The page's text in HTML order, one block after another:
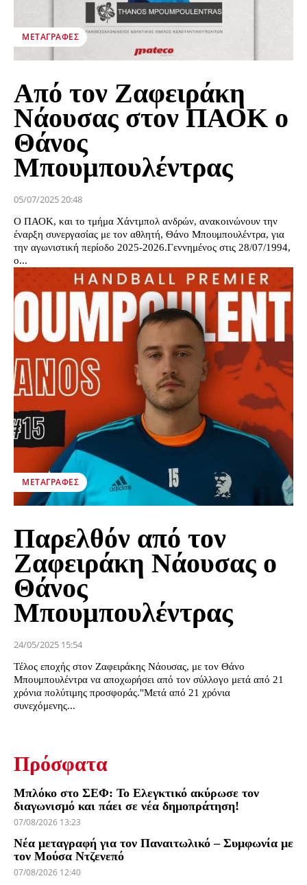
ΜΕΤΑΓΡΑΦΈΣ
Από τον Ζαφειράκη
Νάουσας στον ΠΑΟΚ ο
Θάνος
Μπουμπουλέντρας
05/07/2025 20:48
Ο ΠΑΟΚ, και το τμήμα Χάντμπολ ανδρών, ανακοινώνουν την
έναρξη συνεργασίας με τον αθλητή, Θάνο Μπουμπουλέντρα, για
την αγωνιστική περίοδο 2025-2026.Γεννημένος στις 28/07/1994,
ο...
ΜΕΤΑΓΡΑΦΈΣ
Παρελθόν από τον
Ζαφειράκη Νάουσας ο
Θάνος
Μπουμπουλέντρας
24/05/2025 15:54
Τέλος εποχής στον Ζαφειράκης Νάουσας, με τον Θάνο
Μπουμπουλέντρα να αποχωρήσει από τον σύλλογο μετά από 21
χρόνια πολύτιμης προσφοράς."Μετά από 21 χρόνια
συνεχόμενης...
Πρόσφατα
Μπλόκο στο ΣΕΦ: Το Ελεγκτικό ακύρωσε τον
διαγωνισμό και πάει σε νέα δημοπράτηση!
07/08/2026 13:23
Νέα μεταγραφή για τον Παναιτωλικό – Συμφωνία με
τον Μούσα Ντζενεπό
07/08/2026 12:40